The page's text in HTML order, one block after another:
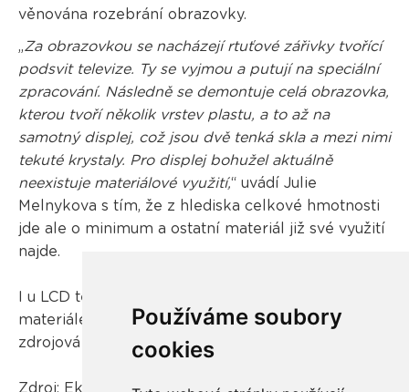
Používáme soubory
cookies
věnována rozebrání obrazovky.
„Za obrazovkou se nacházejí rtuťové zářivky tvořící
podsvit televize. Ty se vyjmou a putují na speciální
zpracování. Následně se demontuje celá obrazovka,
kterou tvoří několik vrstev plastu, a to až na
samotný displej, což jsou dvě tenká skla a mezi nimi
tekuté krystaly. Pro displej bohužel aktuálně
neexistuje materiálové využití,“ uvádí Julie
Melnykova s tím, že z hlediska celkové hmotnosti
jde ale o minimum a ostatní materiál již své využití
najde.
I u LCD televizí jsou přitom nejcennějším
materiálem desky plošných spojů – většinou jedna
zdrojová a dvě až tři ovládací.
Zdroj: Ekonews , foto: istockphoto.com